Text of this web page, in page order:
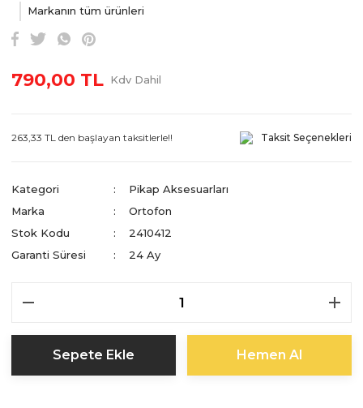
Markanın tüm ürünleri
790,00 TL Kdv Dahil
263,33 TL den başlayan taksitlerle!! Taksit Seçenekleri
Kategori
Pikap Aksesuarları
Marka
Ortofon
Stok Kodu
2410412
Garanti Süresi
24 Ay
Sepete Ekle Hemen Al